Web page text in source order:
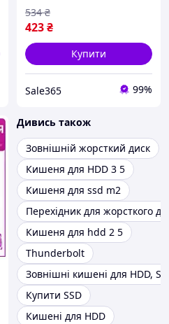
423₴
534 ₴
Купити
Sale365 99%
Дивись також
Зовнішній жорсткий диск
Кишеня для HDD 3 5
Кишеня для ssd m2
Перехідник для жорсткого
Кишеня для hdd 2 5
Thunderbolt
Зовнішні кишені для HDD,
Купити SSD
Кишені для HDD